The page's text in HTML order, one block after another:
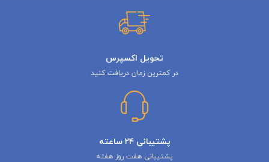
تحویل اکسپرس
در کمترین زمان دریافت کنید
پشتیبانی ۲۴ ساعته
پشتیبانی هفت روز هفته